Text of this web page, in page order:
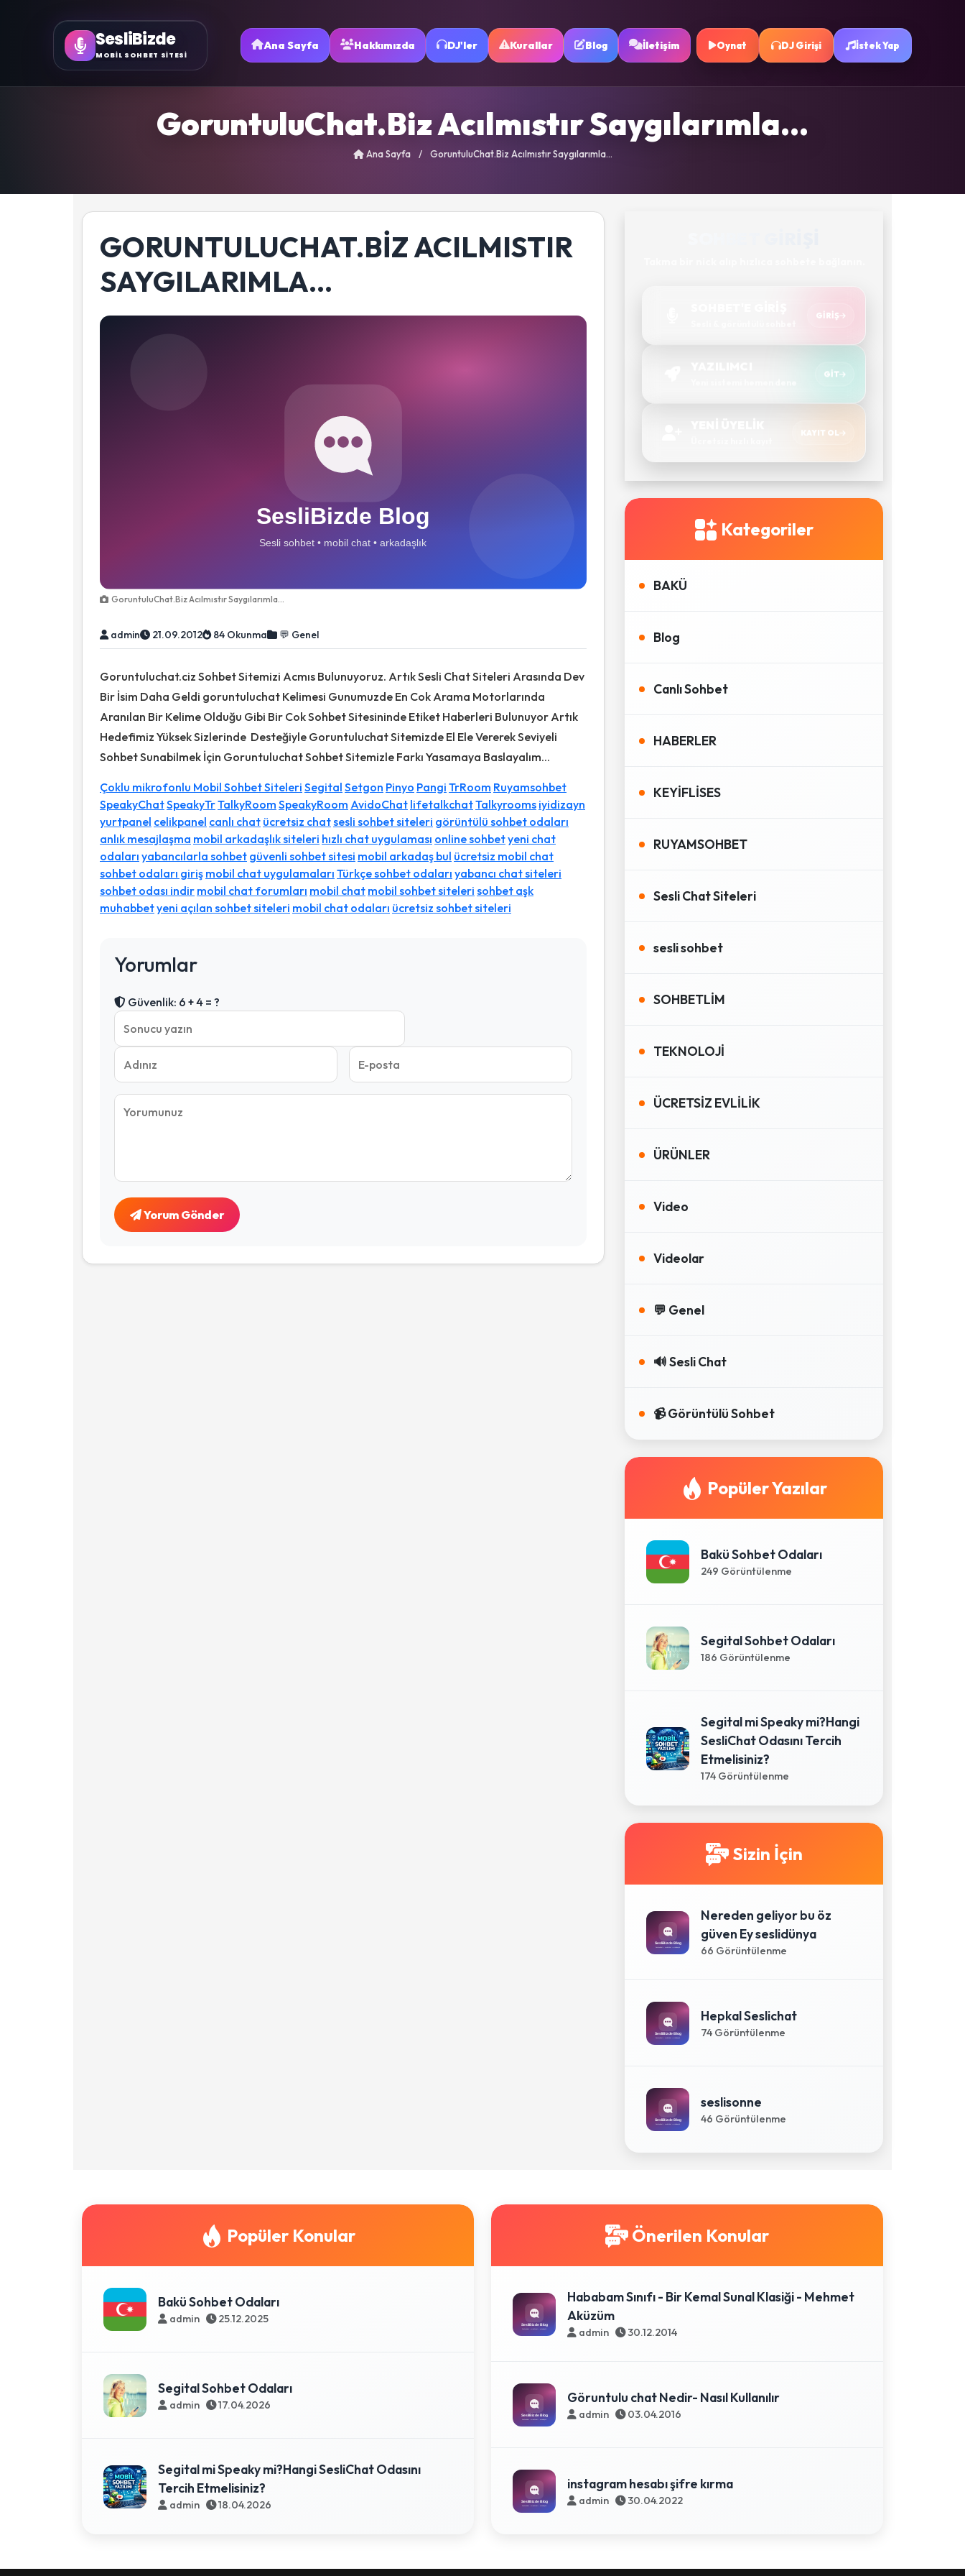
SesliBizde
MOBİL SOHBET SİTESİ
Ana Sayfa Hakkımızda DJ'ler Kurallar Blog İletişim Oynat DJ Girişi İstek Yap
GoruntuluChat.Biz Acılmıstır Saygılarımla...
Ana Sayfa / GoruntuluChat.Biz Acılmıstır Saygılarımla...
GORUNTULUCHAT.BIZ ACILMISTIR
SAYGILARIMLA...
GoruntuluChat.Biz Acılmıstır Saygılarımla...
admin 21.09.2012 84 Okunma 💬 Genel
Goruntuluchat.ciz Sohbet Sitemizi Acmıs Bulunuyoruz. Artık Sesli Chat Siteleri Arasında Dev
Bir İsim Daha Geldi goruntuluchat Kelimesi Gunumuzde En Cok Arama Motorlarında
Aranılan Bir Kelime Olduğu Gibi Bir Cok Sohbet Sitesininde Etiket Haberleri Bulunuyor Artık
Hedefimiz Yüksek Sizlerinde Desteğiyle Goruntuluchat Sitemizde El Ele Vererek Seviyeli
Sohbet Sunabilmek İçin Goruntuluchat Sohbet Sitemizle Farkı Yasamaya Baslayalım...
Çoklu mikrofonlu Mobil Sohbet Siteleri Segital Setgon Pinyo Pangi TrRoom Ruyamsohbet
SpeakyChatSpeakyTrTalkyRoom SpeakyRoom AvidoChat lifetalkchatTalkyrooms iyidizayn
yurtpanel celikpanel canlı chat ücretsiz chatsesli sohbet siteleri görüntülü sohbet odaları
anlık mesajlaşma mobil arkadaşlık siteleri hızlı chat uygulaması online sohbetyeni chat
odaları yabancılarla sohbet güvenli sohbet sitesi mobil arkadaş bul ücretsiz mobil chat
sohbet odaları giriş mobil chat uygulamaları Türkçe sohbet odaları yabancı chat siteleri
sohbet odası indir mobil chat forumları mobil chat mobil sohbet siteleri sohbet aşk
muhabbetyeni açılan sohbet siteleri mobil chat odaları ücretsiz sohbet siteleri
Yorumlar
Güvenlik: 6 + 4 = ?
Yorum Gönder
GIRIŞ
GIT
KAYIT OL
Kategoriler
BAKÜ
Blog
Canlı Sohbet
HABERLER
KEYİFLİSES
RUYAMSOHBET
Sesli Chat Siteleri
sesli sohbet
SOHBETLİM
TEKNOLOJİ
ÜCRETSİZ EVLİLİK
ÜRÜNLER
Video
Videolar
💬 Genel
🔊 Sesli Chat
📹 Görüntülü Sohbet
Popüler Yazılar
Bakü Sohbet Odaları
249 Görüntülenme
Segital Sohbet Odaları
186 Görüntülenme
Segital mi Speaky mi?Hangi
SesliChat Odasını Tercih
Etmelisiniz?
174 Görüntülenme
Sizin İçin
Nereden geliyor bu öz
güven Ey seslidünya
66 Görüntülenme
Hepkal Seslichat
74 Görüntülenme
seslisonne
46 Görüntülenme
Popüler Konular
Bakü Sohbet Odaları
admin 25.12.2025
Segital Sohbet Odaları
admin 17.04.2026
Segital mi Speaky mi?Hangi SesliChat Odasını
Tercih Etmelisiniz?
admin 18.04.2026
Önerilen Konular
Hababam Sınıfı - Bir Kemal Sunal Klasiği - Mehmet
Aküzüm
admin 30.12.2014
Göruntulu chat Nedir- Nasıl Kullanılır
admin 03.04.2016
instagram hesabı şifre kırma
admin 30.04.2022